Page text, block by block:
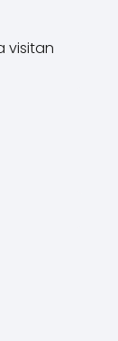
visitan